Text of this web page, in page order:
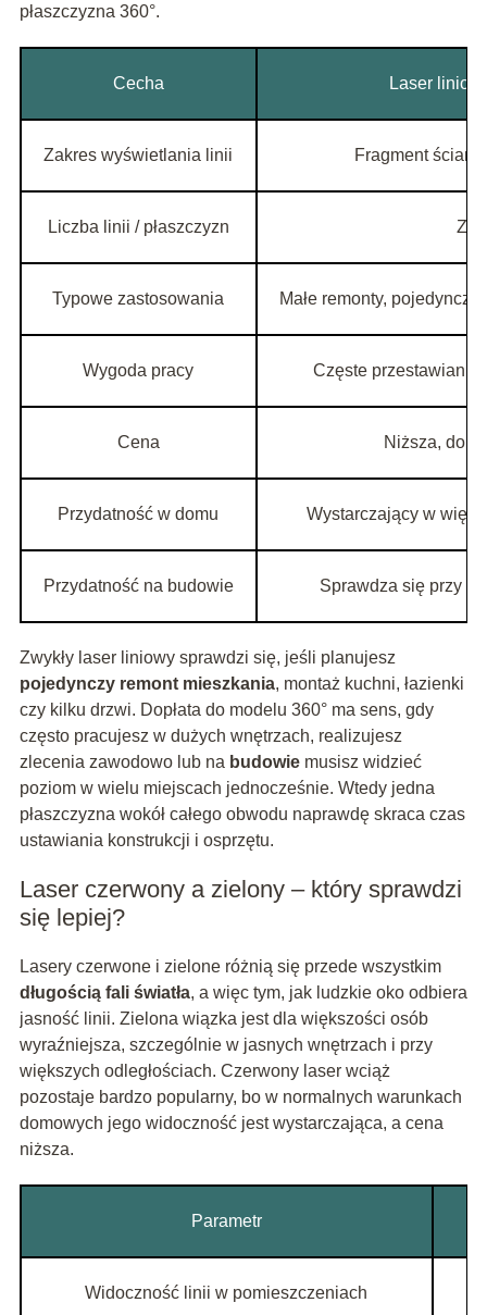
płaszczyzna 360°.
Cecha Laser
Zakres wyświetlania linii Fragment
Liczba linii / płaszczyzn
Typowe zastosowania Małe remonty,
Wygoda pracy Częste przestawianie
Cena Niższa,
Przydatność w domu Wystarczający w
Przydatność na budowie Sprawdza się przy
Zwykły laser liniowy sprawdzi się, jeśli planujesz
pojedynczy remont mieszkania, montaż kuchni, łazienki
czy kilku drzwi. Dopłata do modelu 360° ma sens, gdy
często pracujesz w dużych wnętrzach, realizujesz
zlecenia zawodowo lub na budowiemusisz widzieć
poziom w wielu miejscach jednocześnie. Wtedy jedna
płaszczyzna wokół całego obwodu naprawdę skraca czas
ustawiania konstrukcji i osprzętu.
Laser czerwony a zielony – który sprawdzi
się lepiej?
Lasery czerwone i zielone różnią się przede wszystkim
długością fali światła, a więc tym, jak ludzkie oko odbiera
jasność linii. Zielona wiązka jest dla większości osób
wyraźniejsza, szczególnie w jasnych wnętrzach i przy
większych odległościach. Czerwony laser wciąż
pozostaje bardzo popularny, bo w normalnych warunkach
domowych jego widoczność jest wystarczająca, a cena
niższa.
Parametr
Widoczność linii w pomieszczeniach